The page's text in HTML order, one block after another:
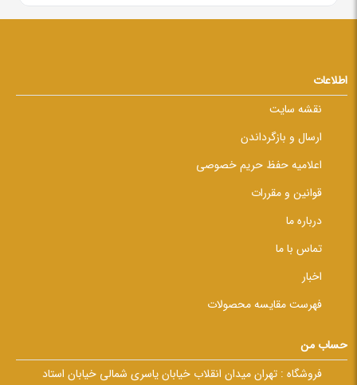
اطلاعات
نقشه سایت
ارسال و بازگرداندن
اعلامیه حفظ حریم خصوصی
قوانین و مقررات
درباره ما
تماس با ما
اخبار
فهرست مقایسه محصولات
حساب من
فروشگاه : تهران میدان انقلاب خیابان یاسری شمالی خیابان استاد